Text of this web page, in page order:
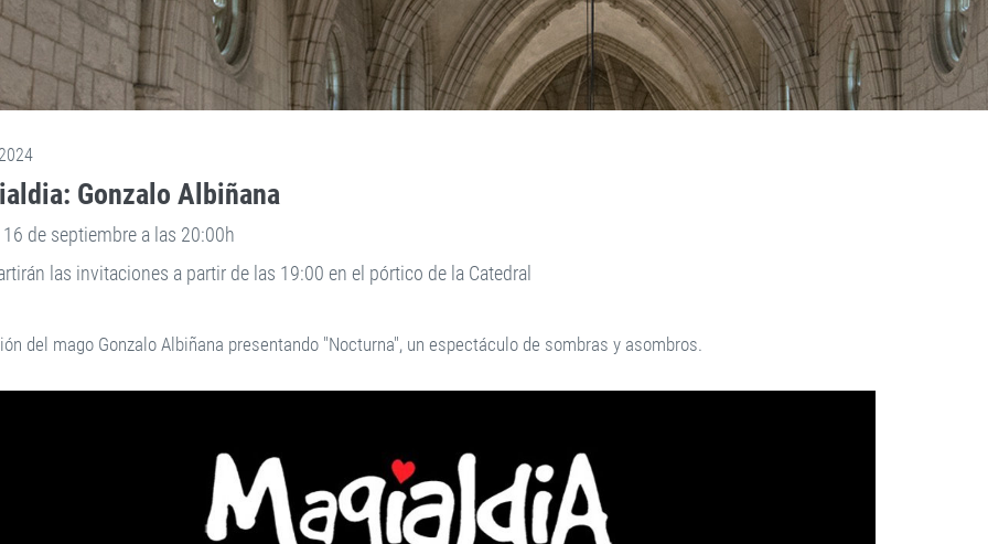
Gonzalo Albiñana
16 de septiembre a las 20:00h
las invitaciones a partir de las 19:00 en el pórtico de la Catedral
del mago Gonzalo Albiñana presentando "Nocturna", un espectáculo de sombras y asombros.